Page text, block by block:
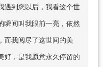
遇到您以后，我看这个世
瞬间叫我眼前一亮，依然
而我阅尽了这世间的美
好，是我愿意永久停留的